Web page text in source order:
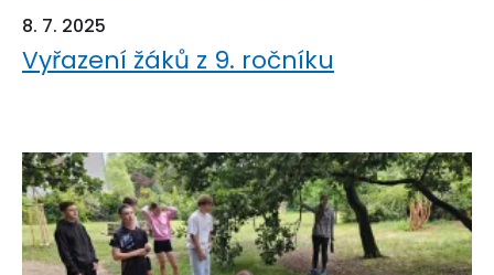
8. 7. 2025
Vyřazení žáků z 9. ročníku